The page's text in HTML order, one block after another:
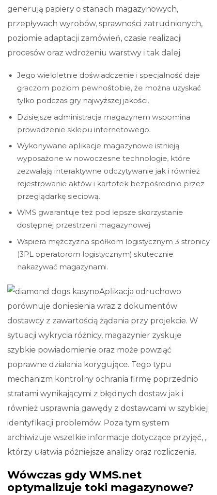
generują papiery o stanach magazynowych,
przepływach wyrobów, sprawności zatrudnionych,
poziomie adaptacji zamówień, czasie realizacji
procesów oraz wdrożeniu warstwy i tak dalej.
Jego wieloletnie doświadczenie i specjalność daje
graczom poziom pewnośtobie, że można uzyskać
tylko podczas gry najwyższej jakości.
Dzisiejsze administracja magazynem wspomina
prowadzenie sklepu internetowego.
Wykonywane aplikacje magazynowe istnieją
wyposażone w nowoczesne technologie, które
zezwalają interaktywne odczytywanie jak i również
rejestrowanie aktów i kartotek bezpośrednio przez
przeglądarkę sieciową.
WMS gwarantuje też pod lepsze skorzystanie
dostępnej przestrzeni magazynowej.
Wspiera mężczyzna spółkom logistycznym 3 stronicy
(3PL operatorom logistycznym) skutecznie
nakazywać magazynami.
Aplikacja odruchowo
porównuje doniesienia wraz z dokumentów
dostawcy z zawartością żądania przy projekcie. W
sytuacji wykrycia różnicy, magazynier zyskuje
szybkie powiadomienie oraz może powziąć
poprawne działania korygujące. Tego typu
mechanizm kontrolny ochrania firmę poprzednio
stratami wynikającymi z błędnych dostaw jak i
również usprawnia gawędy z dostawcami w szybkiej
identyfikacji problemów. Poza tym system
archiwizuje wszelkie informacje dotyczące przyjęć, ,
którzy ułatwia późniejsze analizy oraz rozliczenia.
Wówczas gdy WMS.net
optymalizuje toki magazynowe?